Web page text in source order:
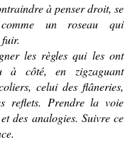
à penser droit, se
un roseau qui
les règles qui les ont
à côté, en zigzaguant
celui des flâneries,
reflets. Prendre la voie
des analogies. Suivre ce